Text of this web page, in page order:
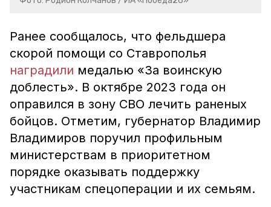
Ранее сообщалось, что фельдшера
скорой помощи со Ставрополья
наградили медалью «За воинскую
доблесть». В октябре 2023 года он
оправился в зону СВО лечить раненых
бойцов. Отметим, губернатор Владимир
Владимиров поручил профильным
министерствам в приоритетном
порядке оказывать поддержку
участникам спецоперации и их семьям.